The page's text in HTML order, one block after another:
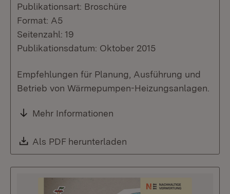
Publikationsart: Broschüre
Format: A5
Seitenzahl: 19
Publikationsdatum: Oktober 2015
Empfehlungen für Planung, Ausführung und
Betrieb von Wärmepumpen-Heizungsanlagen.
Mehr Informationen
Download:
Als PDF herunterladen